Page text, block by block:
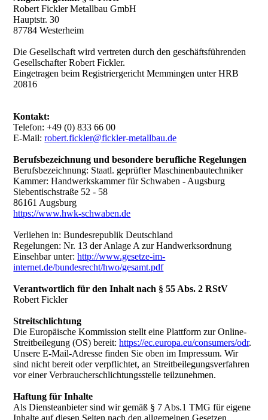
Robert Fickler Metallbau GmbH
Hauptstr. 30
87784 Westerheim
Die Gesellschaft wird vertreten durch den geschäftsführenden
Gesellschafter Robert Fickler.
Eingetragen beim Registriergericht Memmingen unter HRB
20816
Kontakt:
Telefon: +49 (0) 833 66 00
E-Mail:robert.fickler@fickler-metallbau.de
Berufsbezeichnung und besondere berufliche Regelungen
Berufsbezeichnung: Staatl. geprüfter Maschinenbautechniker
Kammer: Handwerkskammer für Schwaben - Augsburg
Siebentischstraße 52 - 58
86161 Augsburg
https://www.hwk-schwaben.de
Verliehen in: Bundesrepublik Deutschland
Regelungen: Nr. 13 der Anlage A zur Handwerksordnung
Einsehbar unter:http://www.gesetze-im-
internet.de/bundesrecht/hwo/gesamt.pdf
Verantwortlich für den Inhalt nach § 55 Abs. 2 RStV
Robert Fickler
Streitschlichtung
Die Europäische Kommission stellt eine Plattform zur Online-
Streitbeilegung (OS) bereit:https://ec.europa.eu/consumers/odr.
Unsere E-Mail-Adresse finden Sie oben im Impressum. Wir
sind nicht bereit oder verpflichtet, an Streitbeilegungsverfahren
vor einer Verbraucherschlichtungsstelle teilzunehmen.
Haftung für Inhalte
Als Diensteanbieter sind wir gemäß § 7 Abs.1 TMG für eigene
Inhalte auf diesen Seiten nach den allgemeinen Gesetzen